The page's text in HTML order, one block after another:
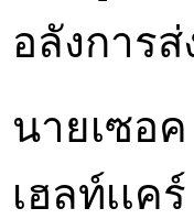
อลังการส่
นายเซอ
เฮลท์เเ